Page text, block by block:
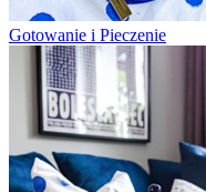
Gotowanie i Pieczenie